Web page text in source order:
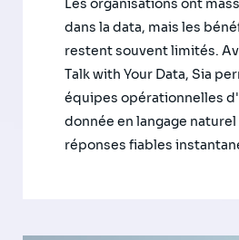
Les organisations ont
dans la data, mais les
restent souvent limités.
Talk with Your Data, Sia
équipes opérationnelles
donnée en langage
réponses fiables